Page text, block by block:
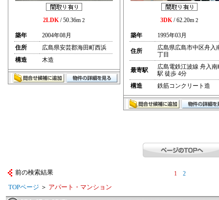
2LDK/ 50.36m 2
築年
2004年08月
住所
広島県安芸郡海田町西浜
構造
木造
3DK/ 62.20m 2
築年 1995年03月
住所
広島県広島市中区舟入
丁目
最寄駅
広島電鉄江波線 舟入南
駅 徒歩 4分
構造
鉄筋コンクリート造
前の検索結果 1 2
TOPページ ＞ アパート・マンション